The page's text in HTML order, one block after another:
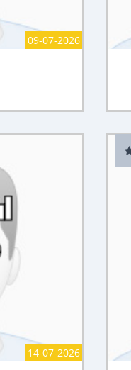
09-07-2026
14-07-2026